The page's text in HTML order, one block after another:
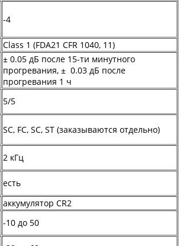
-4
Class 1 (FDA21 CFR 1040, 11)
± 0.05 дБ после 15-ти минутного
прогревания, ± 0.03 дБ после
прогревания 1 ч
5/5
SC, FC, SC, ST (заказываются отдельно)
2 кГц
есть
аккумулятор CR2
-10 до 50